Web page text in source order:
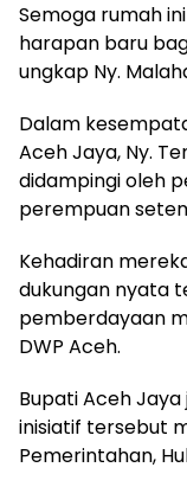
Semoga rumah
harapan baru
ungkap Ny.
Dalam
Aceh Jaya, Ny.
didampingi oleh
perempuan
Kehadiran
dukungan nyata
pemberdayaan
DWP Aceh.
Bupati Aceh
inisiatif tersebut
Pemerintahan,